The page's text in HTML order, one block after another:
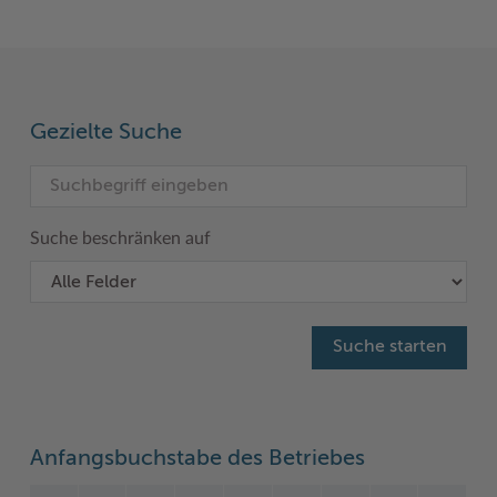
Karrieretag
Gezielte Suche
Suche beschränken auf
Anfangsbuchstabe des Betriebes